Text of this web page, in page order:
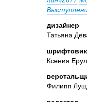
дизайнер
Татьяна
шрифтовик
Ксения
Филипп